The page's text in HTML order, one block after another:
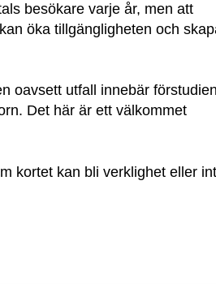
besökare varje år, men att
öka tillgängligheten och
oavsett utfall innebär förstudien
Det här är ett välkommet
kortet kan bli verklighet eller